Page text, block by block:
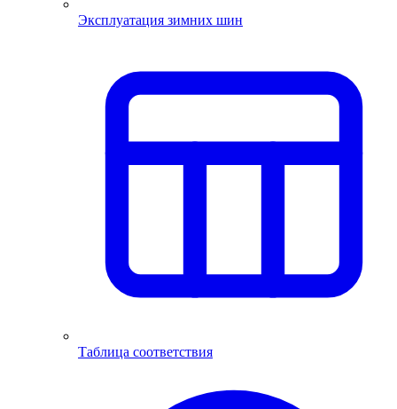
Эксплуатация зимних шин
Таблица соответствия